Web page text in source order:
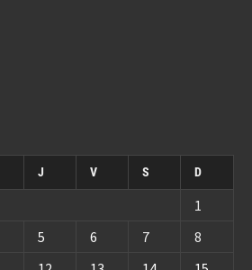
J V S D
1
5 6 7
8